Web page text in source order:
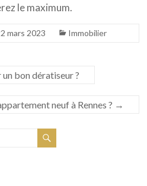
le maximum.
mars 2023 Immobilier
bon dératiseur ?
neuf à Rennes ? →